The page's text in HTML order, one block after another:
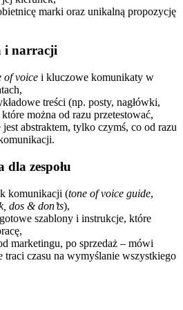
marki oraz unikalną propozycję
i narracji
of voice i kluczowe komunikaty w
treści (np. posty, nagłówki,
można od razu przetestować,
abstraktem, tylko czymś, co od razu
dla zespołu
komunikacji (tone of voice guide,
dos & don’ts),
szablony i instrukcje, które
marketingu, po sprzedaż – mówi
traci czasu na wymyślanie wszystkiego